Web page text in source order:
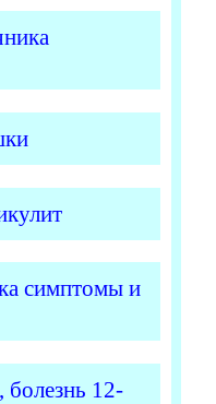
симптомы и
болезнь 12-